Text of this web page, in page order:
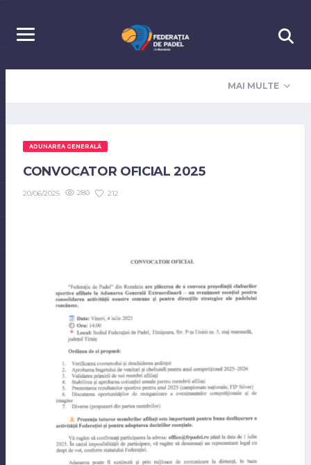
MAI MULTE
ADUNAREA GENERALĂ
CONVOCATOR OFICIAL 2025
20/06/2025 280 212